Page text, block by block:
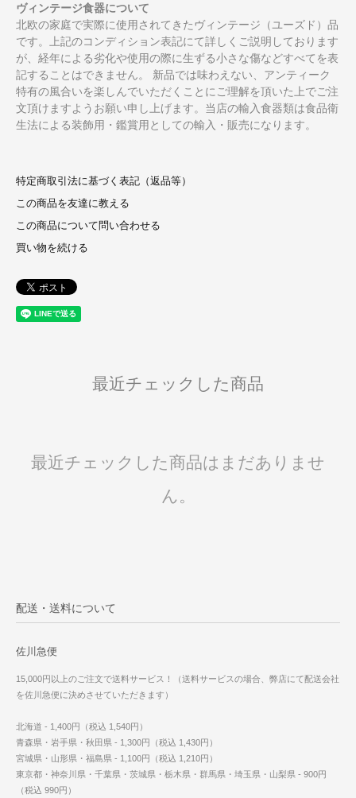
ヴィンテージ食器について
北欧の家庭で実際に使用されてきたヴィンテージ（ユーズド）品
です。上記のコンディション表記にて詳しくご説明しております
が、経年による劣化や使用の際に生ずる小さな傷などすべてを表
記することはできません。 新品では味わえない、アンティーク
特有の風合いを楽しんでいただくことにご理解を頂いた上でご注
文頂けますようお願い申し上げます。当店の輸入食器類は食品衛
生法による装飾用・鑑賞用としての輸入・販売になります。
特定商取引法に基づく表記（返品等）
この商品を友達に教える
この商品について問い合わせる
買い物を続ける
最近チェックした商品
最近チェックした商品はまだありませ
ん。
配送・送料について
佐川急便
15,000円以上のご注文で送料サービス！（送料サービスの場合、弊店にて配送会社
を佐川急便に決めさせていただきます）
北海道 - 1,400円（税込 1,540円）
青森県・岩手県・秋田県 - 1,300円（税込 1,430円）
宮城県・山形県・福島県 - 1,100円（税込 1,210円）
東京都・神奈川県・千葉県・茨城県・栃木県・群馬県・埼玉県・山梨県 - 900円
（税込 990円）